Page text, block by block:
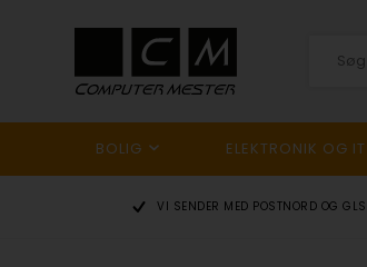
BOLIG ELEKTRONIK OG IT
VI SENDER MED POSTNORD OG GLS